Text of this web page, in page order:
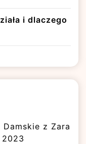
i dlaczego
z Zara
2023